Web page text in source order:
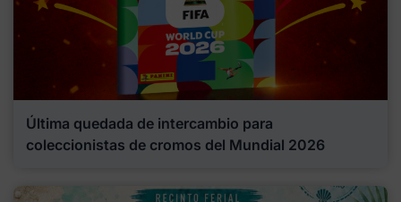
Última quedada de intercambio para
coleccionistas de cromos del Mundial 2026